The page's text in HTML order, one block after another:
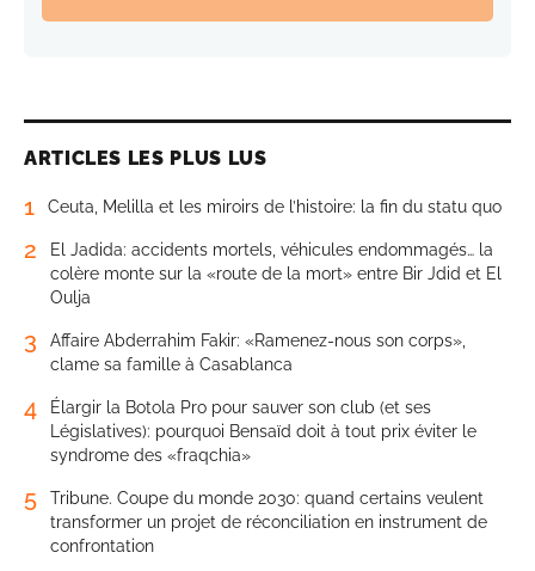
ARTICLES LES PLUS LUS
1 Ceuta, Melilla et les miroirs de l’histoire: la fin du statu quo
2
El Jadida: accidents mortels, véhicules endommagés… la
colère monte sur la «route de la mort» entre Bir Jdid et El
Oulja
3
Affaire Abderrahim Fakir: «Ramenez-nous son corps»,
clame sa famille à Casablanca
4
Élargir la Botola Pro pour sauver son club (et ses
Législatives): pourquoi Bensaïd doit à tout prix éviter le
syndrome des «fraqchia»
5
Tribune. Coupe du monde 2030: quand certains veulent
transformer un projet de réconciliation en instrument de
confrontation